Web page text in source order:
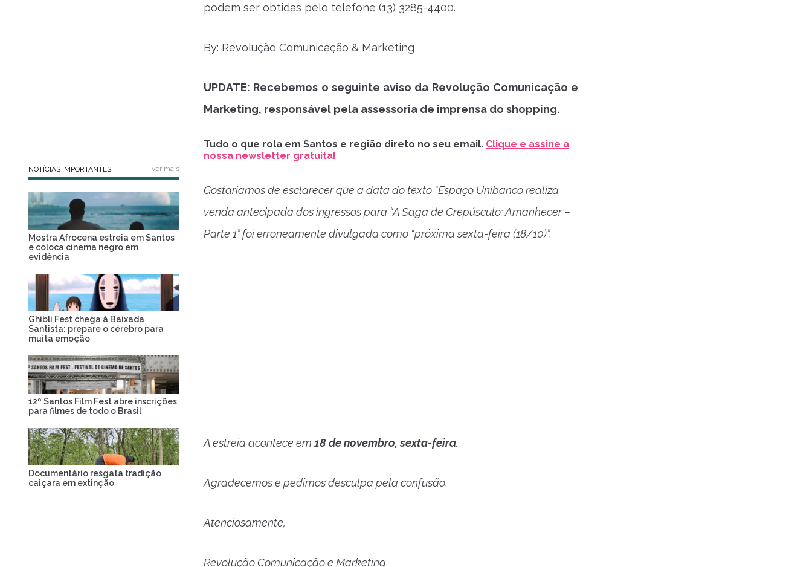
podem ser obtidas pelo telefone (13) 3285-4400.
By: Revolução Comunicação & Marketing
UPDATE: Recebemos o seguinte aviso da Revolução Comunicação e
Marketing, responsável pela assessoria de imprensa do shopping.
Tudo o que rola em Santos e região direto no seu email. Clique e assine a
nossa newsletter gratuita!
Gostaríamos de esclarecer que a data do texto “Espaço Unibanco realiza
venda antecipada dos ingressos para “A Saga de Crepúsculo: Amanhecer –
Parte 1” foi erroneamente divulgada como “próxima sexta-feira (18/10)”.
A estreia acontece em 18 de novembro, sexta-feira.
Agradecemos e pedimos desculpa pela confusão.
Atenciosamente,
Revolução Comunicação e Marketing
NOTÍCIAS IMPORTANTES ver mais
Mostra Afrocena estreia em Santos
e coloca cinema negro em
evidência
Ghibli Fest chega à Baixada
Santista: prepare o cérebro para
muita emoção
12º Santos Film Fest abre inscrições
para filmes de todo o Brasil
Documentário resgata tradição
caiçara em extinção